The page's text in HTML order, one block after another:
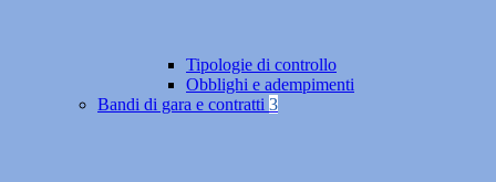
Tipologie di controllo
Obblighi e adempimenti
Bandi di gara e contratti 3